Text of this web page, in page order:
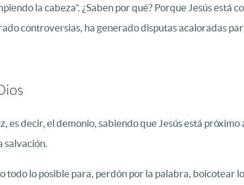
la cabeza”. ¿Saben por qué? Porque Jesús está
controversias, ha generado disputas acaloradas
es decir, el demonio, sabiendo que Jesús está
salvación.
todo lo posible para, perdón por la palabra, boicotear